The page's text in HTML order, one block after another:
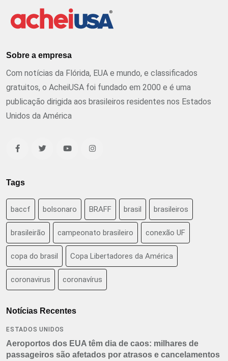
Sobre a empresa
Com notícias da Flórida, EUA e mundo, e classificados
gratuitos, o AcheiUSA foi fundado em 2000 e é uma
publicação dirigida aos brasileiros residentes nos Estados
Unidos da América
Tags
baccf bolsonaro BRAFF brasil brasileiros
brasileirão campeonato brasileiro conexão UF
copa do brasil Copa Libertadores da América
coronavirus coronavírus
Notícias Recentes
ESTADOS UNIDOS
Aeroportos dos EUA têm dia de caos: milhares de
passageiros são afetados por atrasos e cancelamentos